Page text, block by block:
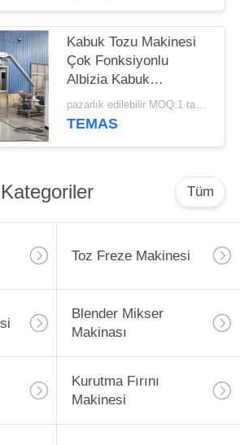
Kabuk Tozu Makinesi
Çok Fonksiyonlu
Albizia Kabuk
Pulverizer Mill
pazarlık edilebilir MOQ:1 takım
TEMAS
Tüm
Toz Freze Makinesi
Blender Mikser
Makinası
Kurutma Fırını
Makinesi